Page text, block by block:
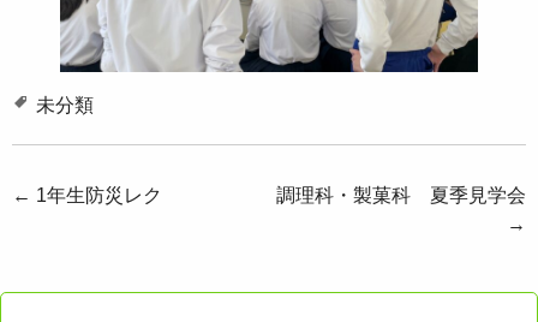
未分類
投
← 1年生防災レク
調理科・製菓科 夏季見学会
→